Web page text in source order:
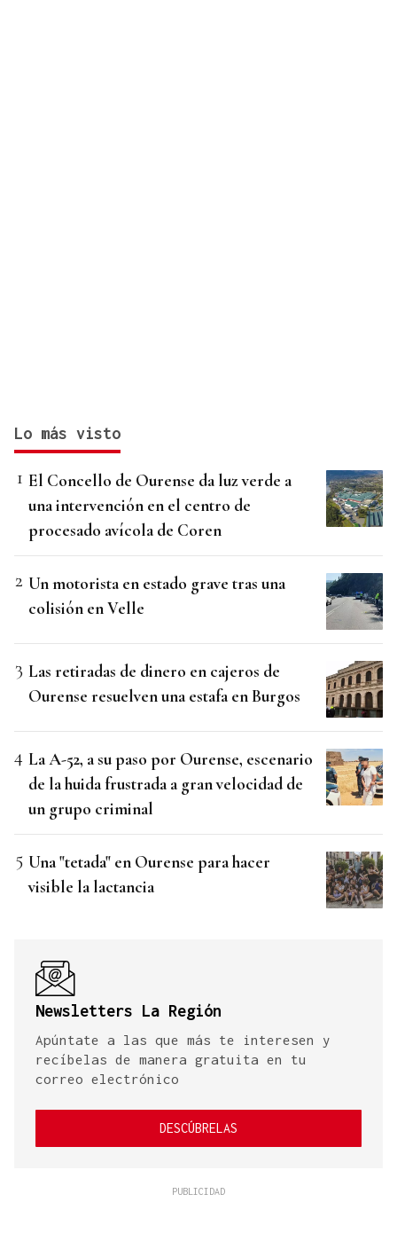
Lo más visto
El Concello de Ourense da luz verde a
una intervención en el centro de
procesado avícola de Coren
Un motorista en estado grave tras una
colisión en Velle
Las retiradas de dinero en cajeros de
Ourense resuelven una estafa en Burgos
La A-52, a su paso por Ourense, escenario
de la huida frustrada a gran velocidad de
un grupo criminal
Una "tetada" en Ourense para hacer
visible la lactancia
Newsletters La Región
Apúntate a las que más te interesen y
recíbelas de manera gratuita en tu
correo electrónico
DESCÚBRELAS